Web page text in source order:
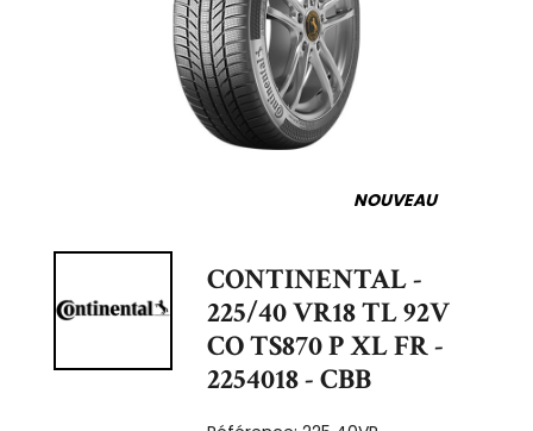
NOUVEAU
CONTINENTAL -
225/40 VR18 TL 92V
CO TS870 P XL FR -
2254018 - CBB